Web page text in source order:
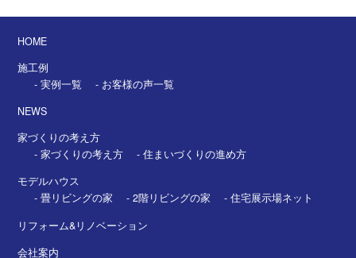
HOME
施工例
- 実例一覧
- お客様の声一覧
NEWS
家づくりの考え方
- 家づくりの考え方
- 住まいづくりの進め方
モデルハウス
- 畳リビングの家
- 2階リビングの家
- 住宅展示場ネット
リフォーム&リノベーション
会社案内